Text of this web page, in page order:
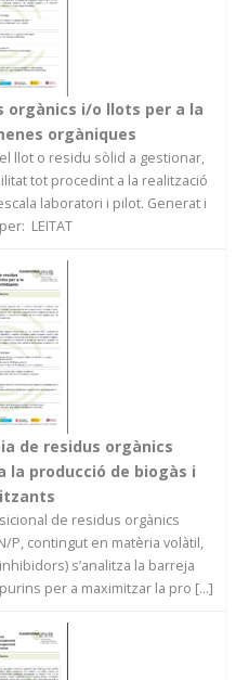
orgànics i/o llots per a la
orgàniques
llot o residu sòlid a gestionar,
tot procedint a la realització
laboratori i pilot. Generat i
LEITAT
de residus orgànics
la producció de biogàs i
de residus orgànics
P, contingut en matèria volàtil,
s’analitza la barreja
per a maximitzar la pro [...]